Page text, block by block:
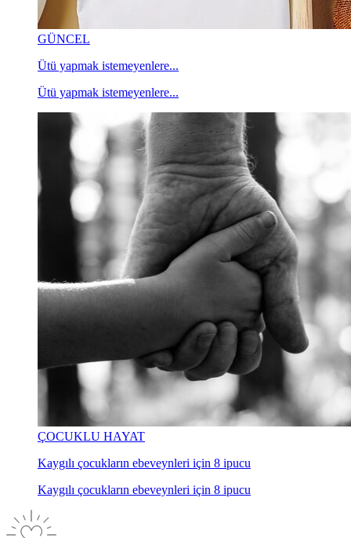
GÜNCEL
Ütü yapmak istemeyenlere...
Ütü yapmak istemeyenlere...
ÇOCUKLU HAYAT
Kaygılı çocukların ebeveynleri için 8 ipucu
Kaygılı çocukların ebeveynleri için 8 ipucu